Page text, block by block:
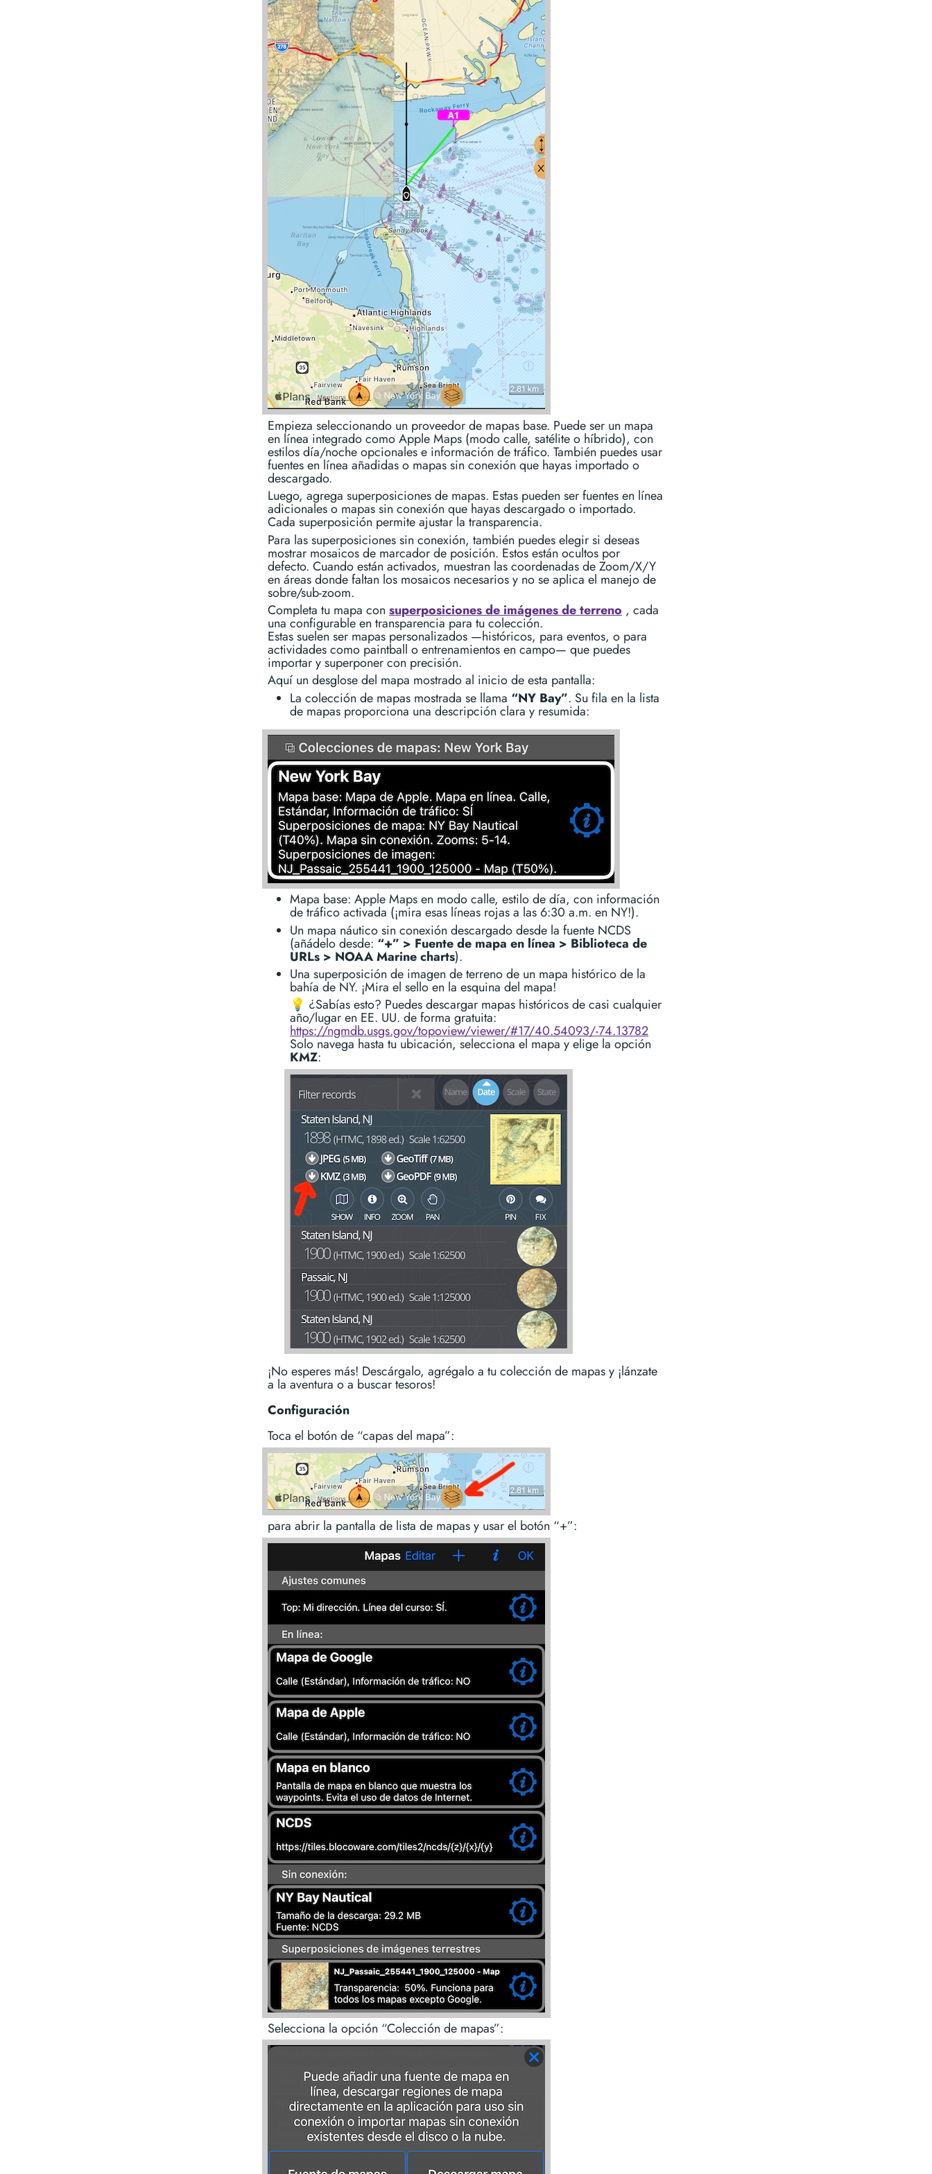
Empieza seleccionando un proveedor de mapas base. Puede ser un mapa
en línea integrado como Apple Maps (modo calle, satélite o híbrido), con
estilos día/noche opcionales e información de tráfico. También puedes usar
fuentes en línea añadidas o mapas sin conexión que hayas importado o
descargado.
Luego, agrega superposiciones de mapas. Estas pueden ser fuentes en línea
adicionales o mapas sin conexión que hayas descargado o importado.
Cada superposición permite ajustar la transparencia.
Para las superposiciones sin conexión, también puedes elegir si deseas
mostrar mosaicos de marcador de posición. Estos están ocultos por
defecto. Cuando están activados, muestran las coordenadas de Zoom/X/Y
en áreas donde faltan los mosaicos necesarios y no se aplica el manejo de
sobre/sub-zoom.
Completa tu mapa con superposiciones de imágenes de terreno , cada
una configurable en transparencia para tu colección.
Estas suelen ser mapas personalizados —históricos, para eventos, o para
actividades como paintball o entrenamientos en campo— que puedes
importar y superponer con precisión.
Aquí un desglose del mapa mostrado al inicio de esta pantalla:
La colección de mapas mostrada se llama “NY Bay”. Su fila en la lista
de mapas proporciona una descripción clara y resumida:
Mapa base: Apple Maps en modo calle, estilo de día, con información
de tráfico activada (¡mira esas líneas rojas a las 6:30 a.m. en NY!).
Un mapa náutico sin conexión descargado desde la fuente NCDS
(añádelo desde: “+” > Fuente de mapa en línea > Biblioteca de
URLs > NOAA Marine charts).
Una superposición de imagen de terreno de un mapa histórico de la
bahía de NY. ¡Mira el sello en la esquina del mapa!
💡 ¿Sabías esto? Puedes descargar mapas históricos de casi cualquier
año/lugar en EE. UU. de forma gratuita:
https://ngmdb.usgs.gov/topoview/viewer/#17/40.54093/-74.13782
Solo navega hasta tu ubicación, selecciona el mapa y elige la opción
KMZ:
¡No esperes más! Descárgalo, agrégalo a tu colección de mapas y ¡lánzate
a la aventura o a buscar tesoros!
Configuración
Toca el botón de “capas del mapa”:
para abrir la pantalla de lista de mapas y usar el botón “+”:
Selecciona la opción “Colección de mapas”: